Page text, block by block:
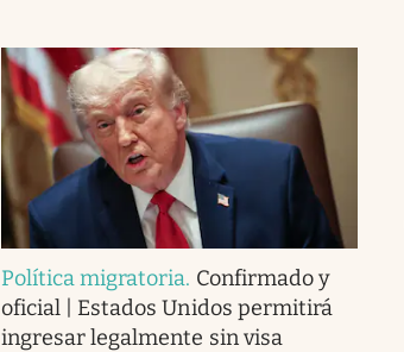
Política migratoria. Confirmado y
oficial | Estados Unidos permitirá
ingresar legalmente sin visa